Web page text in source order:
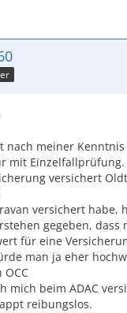
nach meiner
mit Einzelfallprüfung.
versichert
versichert habe,
gegeben, dass
für eine
man ja eher
OCC
mich beim ADAC
reibungslos.